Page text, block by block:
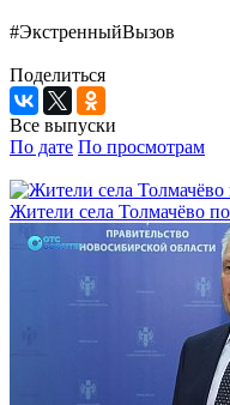
#ЭкстренныйВызов
Поделиться
Все выпуски
По дате По просмотрам
Жители села Толмачёво